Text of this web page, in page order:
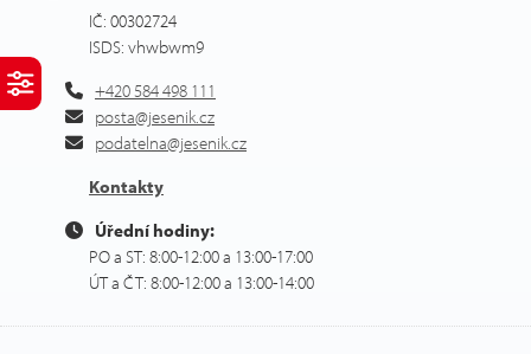
IČ: 00302724
ISDS: vhwbwm9
+420 584 498 111
posta@jesenik.cz
podatelna@jesenik.cz
Kontakty
Úřední hodiny:
PO a ST: 8:00-12:00 a 13:00-17:00
ÚT a ČT: 8:00-12:00 a 13:00-14:00